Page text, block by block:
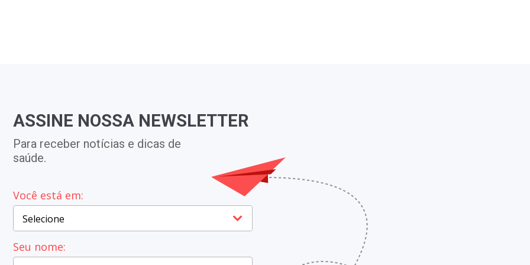
ASSINE NOSSA NEWSLETTER
Para receber notícias e dicas de
saúde.
Você está em:
Selecione
Cidade*
Seu nome: